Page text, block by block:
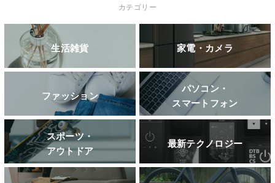
カテゴリー
生活雑貨 家電・カメラ
ファッション
パソコン・
スマートフォン
スポーツ・
アウトドア
最新テクノロジー